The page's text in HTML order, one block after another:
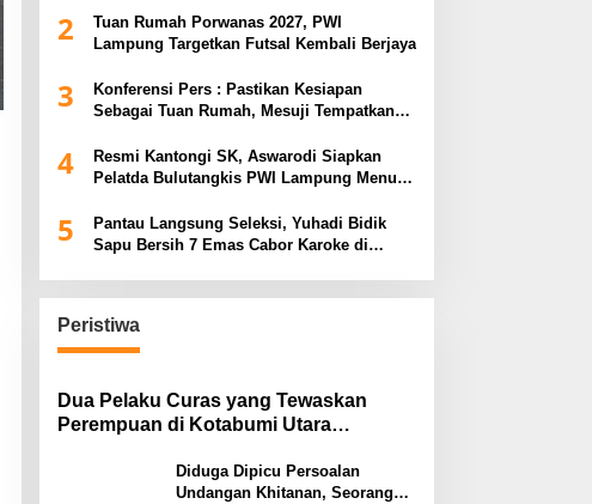
2
Tuan Rumah Porwanas 2027, PWI
Lampung Targetkan Futsal Kembali Berjaya
3
Konferensi Pers : Pastikan Kesiapan
Sebagai Tuan Rumah, Mesuji Tempatkan
Piala Gubernur Lampung
4
Resmi Kantongi SK, Aswarodi Siapkan
Pelatda Bulutangkis PWI Lampung Menuju
5
Pantau Langsung Seleksi, Yuhadi Bidik
Sapu Bersih 7 Emas Cabor Karoke di
Peristiwa
Dua Pelaku Curas yang Tewaskan
Perempuan di Kotabumi Utara
Diduga Dipicu Persoalan
Undangan Khitanan, Seorang